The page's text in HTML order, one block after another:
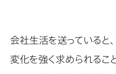
会社生活を送っていると、
変化を強く求められるこ